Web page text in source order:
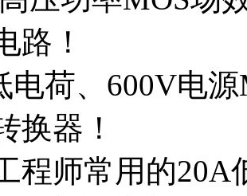
路！
电荷、600V电
换器！
程师常用的20A